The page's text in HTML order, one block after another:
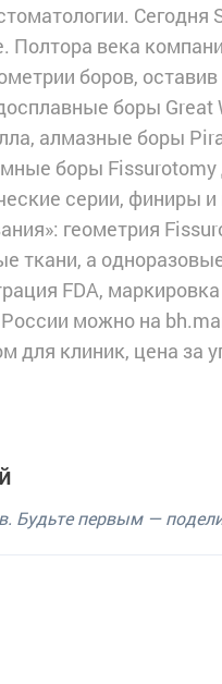
века
боров,
боры
алмазные боры
боры
серии, финиры
геометрия
ткани, а
FDA,
можно на
для клиник, цена за
Будьте первым —